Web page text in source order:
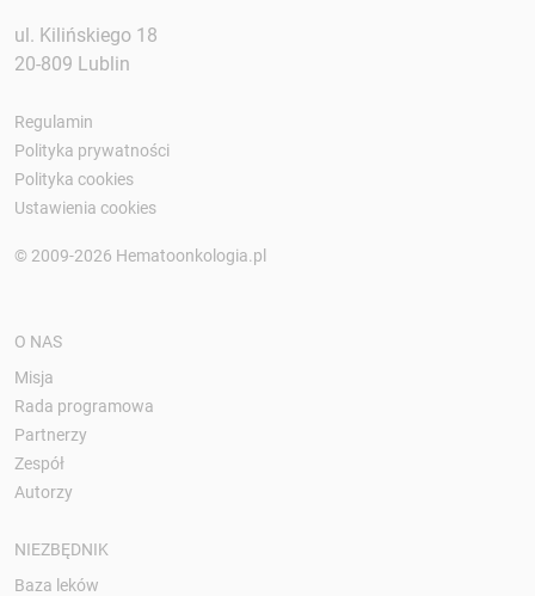
ul. Kilińskiego 18
20-809 Lublin
Regulamin
Polityka prywatności
Polityka cookies
Ustawienia cookies
© 2009-2026 Hematoonkologia.pl
O NAS
Misja
Rada programowa
Partnerzy
Zespół
Autorzy
NIEZBĘDNIK
Baza leków